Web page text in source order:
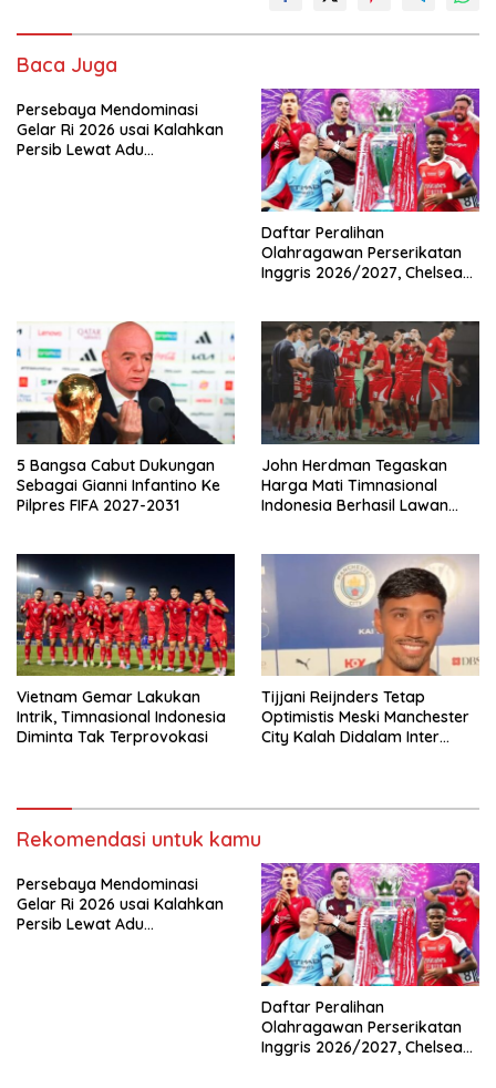
Baca Juga
Persebaya Mendominasi
Gelar Ri 2026 usai Kalahkan
Persib Lewat Adu
Daftar Peralihan
Olahragawan Perserikatan
Inggris 2026/2027, Chelsea
5 Bangsa Cabut Dukungan
Sebagai Gianni Infantino Ke
Pilpres FIFA 2027-2031
John Herdman Tegaskan
Harga Mati Timnasional
Indonesia Berhasil Lawan
Vietnam Gemar Lakukan
Intrik, Timnasional Indonesia
Diminta Tak Terprovokasi
Tijjani Reijnders Tetap
Optimistis Meski Manchester
City Kalah Didalam Inter
Rekomendasi untuk kamu
Persebaya Mendominasi
Gelar Ri 2026 usai Kalahkan
Persib Lewat Adu
Daftar Peralihan
Olahragawan Perserikatan
Inggris 2026/2027, Chelsea